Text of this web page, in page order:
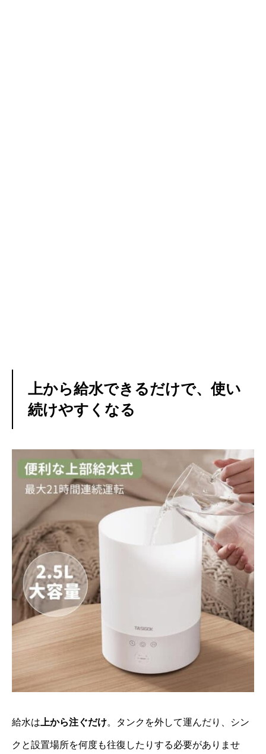
上から給水できるだけで、使い
続けやすくなる
給水は 上から注ぐだけ。タンクを外して運んだり、シン
クと設置場所を何度も往復したりする必要がありませ